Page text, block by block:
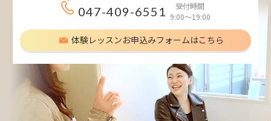
047-409-6551
受付時間
9:00～19:00
体験レッスンお申込みフォームはこちら